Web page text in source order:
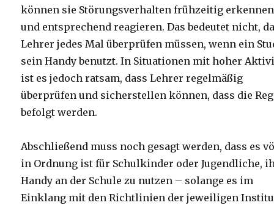
können sie Störungsverhalten frühzeitig erkennen
und entsprechend reagieren. Das bedeutet nicht,
Lehrer jedes Mal überprüfen müssen, wenn ein
sein Handy benutzt. In Situationen mit hoher
ist es jedoch ratsam, dass Lehrer regelmäßig
überprüfen und sicherstellen können, dass die
befolgt werden.
Abschließend muss noch gesagt werden, dass es
in Ordnung ist für Schulkinder oder Jugendliche,
Handy an der Schule zu nutzen – solange es im
Einklang mit den Richtlinien der jeweiligen